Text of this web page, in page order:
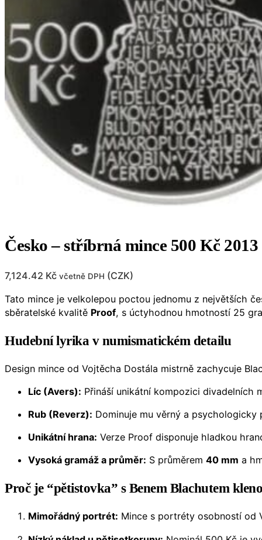
Česko – stříbrná mince 500 Kč
7,124.42 Kč včetně DPH (CZK)
Tato mince je velkolepou poctou jednomu z největších
sběratelské kvalitě Proof, s úctyhodnou hmotností 25
Hudební lyrika v numismatickém detailu
Design mince od Vojtěcha Dostála mistrně zachycuje
Líc (Avers): Přináší unikátní kompozici divadelních
Rub (Reverz): Dominuje mu věrný a psychologicky
Unikátní hrana: Verze Proof disponuje hladkou
Vysoká gramáž a průměr: S průměrem 40 mm a
Proč je “pětistovka” s Benem Blachutem
Mimořádný portrét: Mince s portréty osobností od